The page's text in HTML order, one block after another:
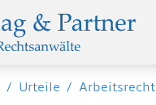
/ Urteile / Arbeitsrecht